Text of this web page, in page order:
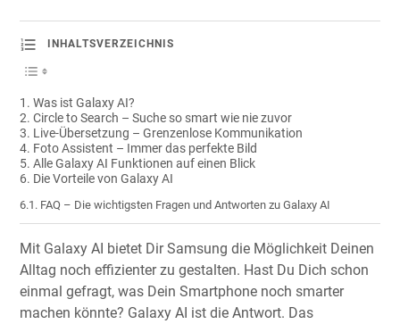
INHALTSVERZEICHNIS
Was ist Galaxy AI?
Circle to Search – Suche so smart wie nie zuvor
Live-Übersetzung – Grenzenlose Kommunikation
Foto Assistent – Immer das perfekte Bild
Alle Galaxy AI Funktionen auf einen Blick
Die Vorteile von Galaxy AI
FAQ – Die wichtigsten Fragen und Antworten zu Galaxy AI
Mit Galaxy AI bietet Dir Samsung die Möglichkeit Deinen
Alltag noch effizienter zu gestalten. Hast Du Dich schon
einmal gefragt, was Dein Smartphone noch smarter
machen könnte? Galaxy AI ist die Antwort. Das